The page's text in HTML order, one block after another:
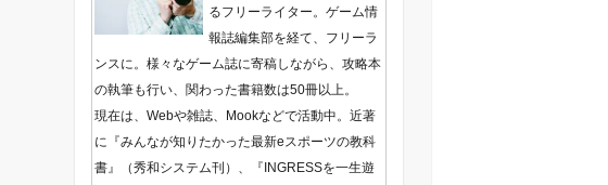
るフリーライター。ゲーム情
報誌編集部を経て、フリーラ
ンスに。様々なゲーム誌に寄稿しながら、攻略本
の執筆も行い、関わった書籍数は50冊以上。
現在は、Webや雑誌、Mookなどで活動中。近著
に『みんなが知りたかった最新eスポーツの教科
書』（秀和システム刊）、『INGRESSを一生遊